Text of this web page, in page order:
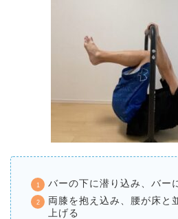
バーの下に潜り込み、バー
両膝を抱え込み、腰が床と
上げる